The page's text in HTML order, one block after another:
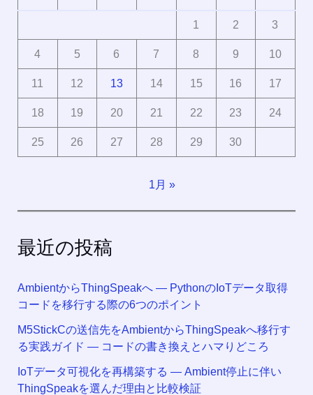
1 2 3
4 5 6 7 8 9 10
11 12 13 14 15 16 17
18 19 20 21 22 23 24
25 26 27 28 29 30
1月 »
最近の投稿
AmbientからThingSpeakへ ― PythonのIoTデータ取得
コードを移行する際の6つのポイント
M5StickCの送信先をAmbientからThingSpeakへ移行す
る実践ガイド ― コードの書き換えとハマりどころ
IoTデータ可視化を再構築する ― Ambient停止に伴い
ThingSpeakを選んだ理由と比較検証